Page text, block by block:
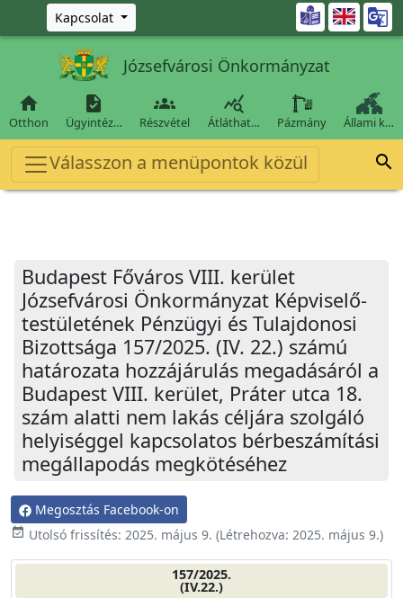
Ugrás a fő tartalomra
Kapcsolat 
Józsefvárosi Önkormányzat

Otthon

Ügyintéz…

Részvétel

Átláthat… Pázmány Állami k…
Válasszon a menüpontok közül 
Budapest Főváros VIII. kerület
Józsefvárosi Önkormányzat Képviselő-
testületének Pénzügyi és Tulajdonosi
Bizottsága 157/2025. (IV. 22.) számú
határozata hozzájárulás megadásáról a
Budapest VIII. kerület, Práter utca 18.
szám alatti nem lakás céljára szolgáló
helyiséggel kapcsolatos bérbeszámítási
megállapodás megkötéséhez
Megosztás Facebook-on
event_available Utolsó frissítés: 2025. május 9. (Létrehozva: 2025. május 9.)
157/2025.
(IV.22.)